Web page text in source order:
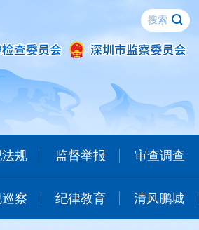
规 监督举报 审查调查
察 纪律教育 清风鹏城